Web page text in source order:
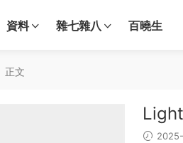
資料 雜七雜八 百曉生
正文